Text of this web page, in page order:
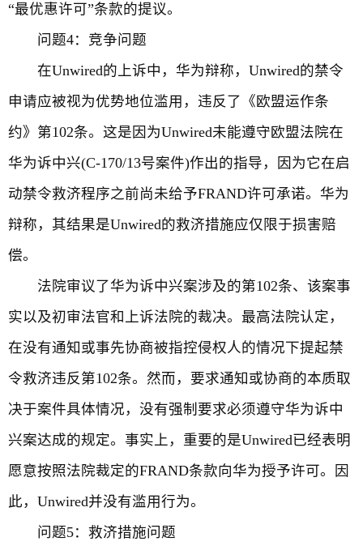
“最优惠许可”条款的提议。
问题4：竞争问题
在Unwired的上诉中，华为辩称，Unwired的禁令
申请应被视为优势地位滥用，违反了《欧盟运作条
约》第102条。这是因为Unwired未能遵守欧盟法院在
华为诉中兴(C-170/13号案件)作出的指导，因为它在启
动禁令救济程序之前尚未给予FRAND许可承诺。华为
辩称，其结果是Unwired的救济措施应仅限于损害赔
偿。
法院审议了华为诉中兴案涉及的第102条、该案事
实以及初审法官和上诉法院的裁决。最高法院认定，
在没有通知或事先协商被指控侵权人的情况下提起禁
令救济违反第102条。然而，要求通知或协商的本质取
决于案件具体情况，没有强制要求必须遵守华为诉中
兴案达成的规定。事实上，重要的是Unwired已经表明
愿意按照法院裁定的FRAND条款向华为授予许可。因
此，Unwired并没有滥用行为。
问题5：救济措施问题